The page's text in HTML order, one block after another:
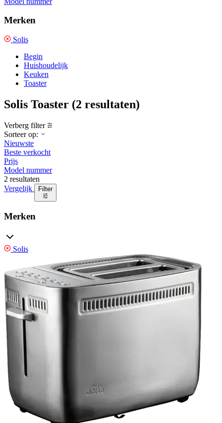
Merken
Solis
Begin
Huishoudelijk
Keuken
Toaster
Solis Toaster (2 resultaten)
Verberg filter
Sorteer op:
Nieuwste
Beste verkocht
Prijs
Model nummer
2 resultaten
Vergelijk
Filter
Merken
Solis